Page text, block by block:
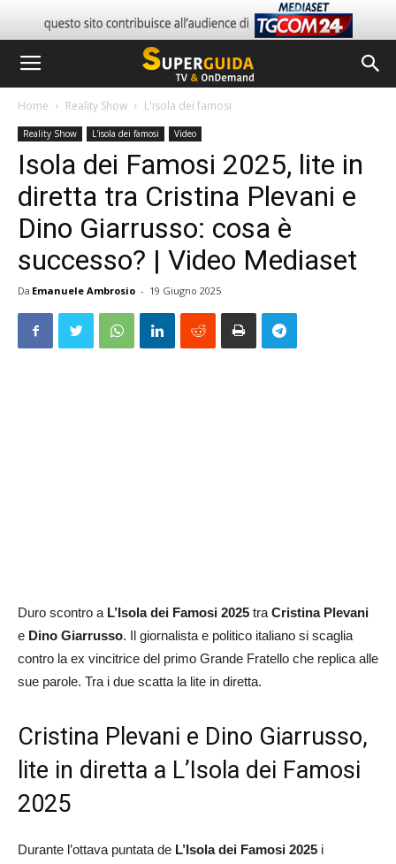
Home Reality Show L'isola dei famosi
Reality Show L'isola dei famosi Video
Isola dei Famosi 2025, lite in
diretta tra Cristina Plevani e
Dino Giarrusso: cosa è
successo? | Video Mediaset
Da Emanuele Ambrosio - 19 Giugno 2025
Duro scontro a L’Isola dei Famosi 2025 traCristina Plevani
e Dino Giarrusso. Il giornalista e politico italiano si scaglia
contro la ex vincitrice del primo Grande Fratello che replica alle
sue parole. Tra i due scatta la lite in diretta.
Cristina Plevani e Dino Giarrusso,
lite in diretta a L’Isola dei Famosi
2025
Durante l’ottava puntata de L’Isola dei Famosi 2025 i